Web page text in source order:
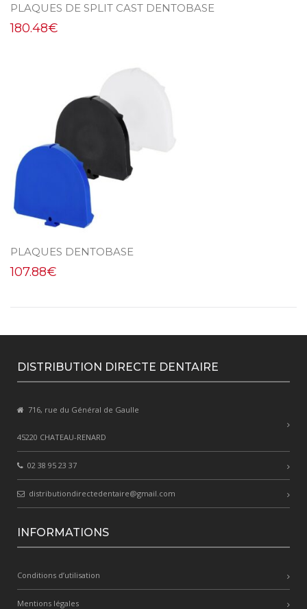
PLAQUES DE SPLIT CAST DENTOBASE
180.48€
PLAQUES DENTOBASE
107.88€
DISTRIBUTION DIRECTE DENTAIRE
716, rue du Général de Gaulle
45220 CHATEAU-RENARD
02 38 95 23 37
distributiondirectedentaire@gmail.com
INFORMATIONS
Conditions d’utilisation
Mentions légales